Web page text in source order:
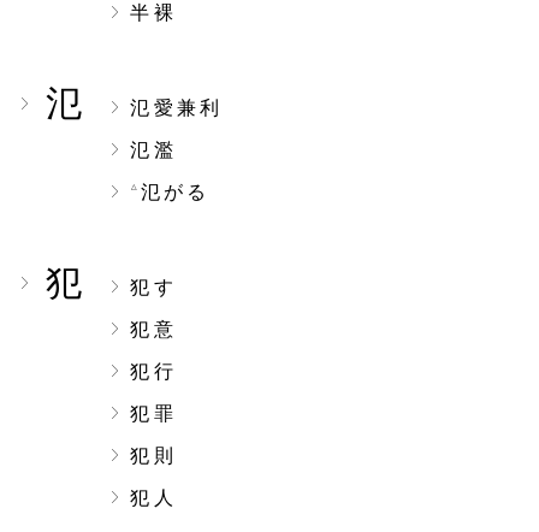
半裸
氾
氾愛兼利
氾濫
△ 氾がる
犯
犯す
犯意
犯行
犯罪
犯則
犯人